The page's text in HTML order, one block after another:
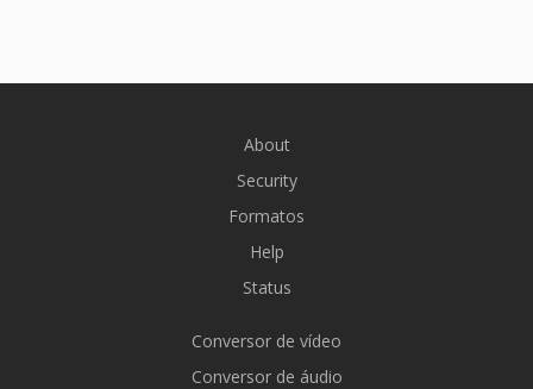
About
Security
Formatos
Help
Status
Conversor de vídeo
Conversor de áudio